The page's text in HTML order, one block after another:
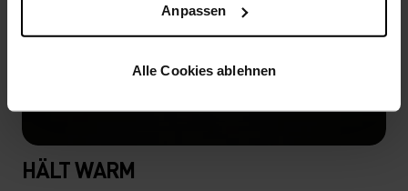
Anpassen
Alle Cookies ablehnen
-30°
-30°
HÄLT WARM